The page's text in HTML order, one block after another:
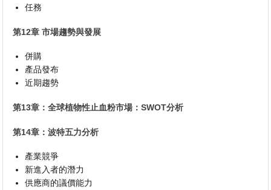
任務
第12章 市場趨勢與發展
併購
產品發布
近期趨勢
第13章：全球植物性止血粉市場：SWOT分析
第14章：波特五力分析
產業競爭
新進入者的潛力
供應商的議價能力